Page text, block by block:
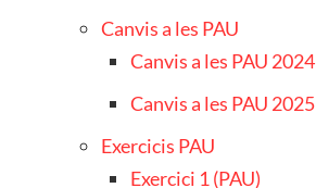
Canvis a les PAU
Canvis a les PAU 2024
Canvis a les PAU 2025
Exercicis PAU
Exercici 1 (PAU)